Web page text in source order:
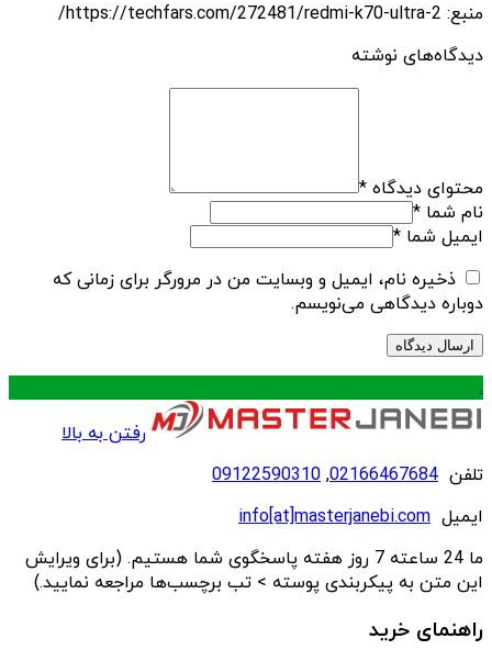
منبع: https://techfars.com/272481/redmi-k70-ultra-2/
دیدگاه‌های نوشته
محتوای دیدگاه *
نام شما *
ایمیل شما *
ذخیره نام، ایمیل و وبسایت من در مرورگر برای زمانی که
دوباره دیدگاهی می‌نویسم.
.
رفتن به بالا
تلفن 02166467684
,
09122590310
ایمیل info[at]masterjanebi.com
ما 24 ساعته 7 روز هفته پاسخگوی شما هستیم. (برای ویرایش
این متن به پیکربندی پوسته > تب برچسب‌ها مراجعه نمایید.)
راهنمای خرید